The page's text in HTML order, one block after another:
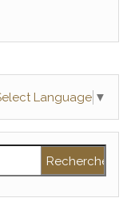
Language ▼